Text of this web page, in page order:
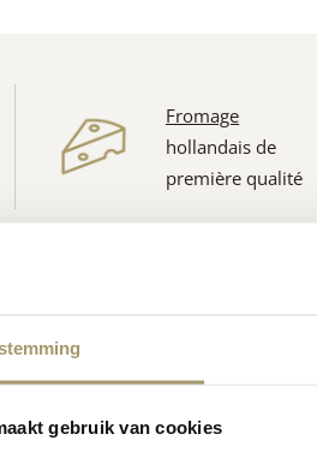
gebruik van cookies
Fromage
hollandais de
première qualité